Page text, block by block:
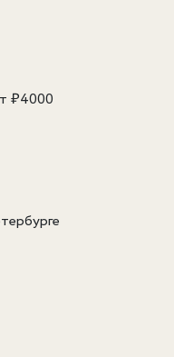
₽4000